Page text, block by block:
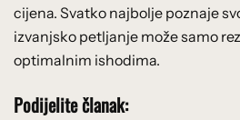
cijena. Svatko najbolje poznaje
izvanjsko petljanje može samo
optimalnim ishodima.
Podijelite članak: